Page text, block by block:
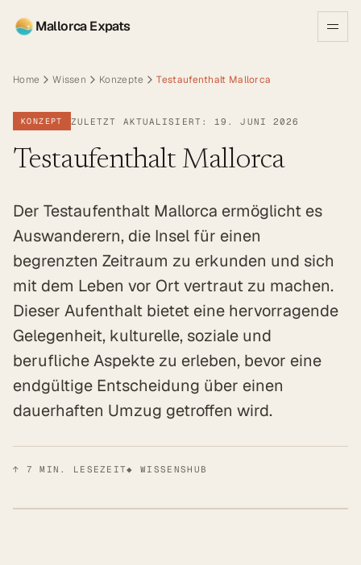
Mallorca Expats
Home Wissen Konzepte Testaufenthalt Mallorca
KONZEPT ZULETZT AKTUALISIERT: 19. JUNI 2026
Testaufenthalt Mallorca
Der Testaufenthalt Mallorca ermöglicht es
Auswanderern, die Insel für einen
begrenzten Zeitraum zu erkunden und sich
mit dem Leben vor Ort vertraut zu machen.
Dieser Aufenthalt bietet eine hervorragende
Gelegenheit, kulturelle, soziale und
berufliche Aspekte zu erleben, bevor eine
endgültige Entscheidung über einen
dauerhaften Umzug getroffen wird.
↑ 7 MIN. LESEZEIT◆ WISSENSHUB